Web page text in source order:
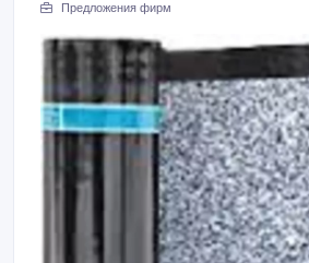
Предложения фирм